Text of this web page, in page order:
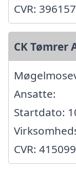
CVR:
CK Tømrer
Ansatte:
Startdato:
CVR: